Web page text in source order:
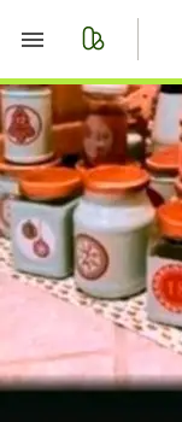
Start
Merkliste
Anzeige